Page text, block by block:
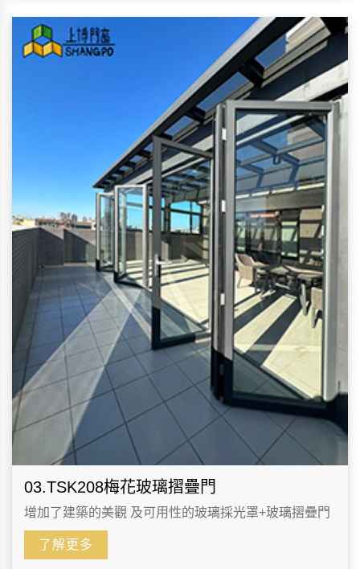
03.TSK208梅花玻璃摺疊門
增加了建築的美觀 及可用性的玻璃採光罩+玻璃摺疊門
了解更多